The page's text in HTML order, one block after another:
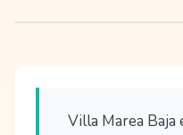
Villa Marea Baja